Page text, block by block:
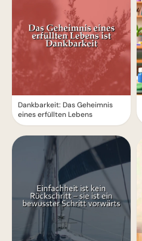
Dankbarkeit: Das Geheimnis
eines erfüllten Lebens